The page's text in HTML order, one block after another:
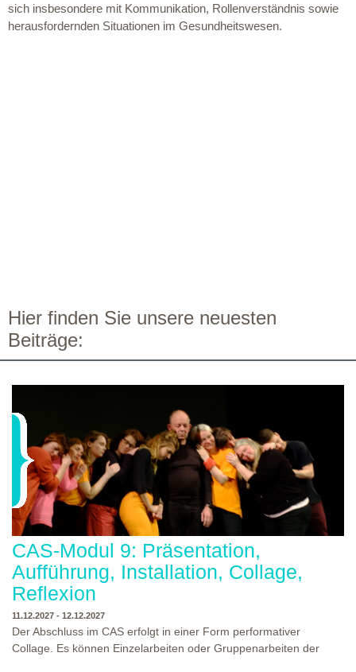
sich insbesondere mit Kommunikation, Rollenverständnis sowie
herausfordernden Situationen im Gesundheitswesen.
Hier finden Sie unsere neuesten
Beiträge:
CAS-Modul 9: Präsentation,
Aufführung, Installation, Collage,
Reflexion
11.12.2027 - 12.12.2027
Der Abschluss im CAS erfolgt in einer Form performativer
Collage. Es können Einzelarbeiten oder Gruppenarbeiten der